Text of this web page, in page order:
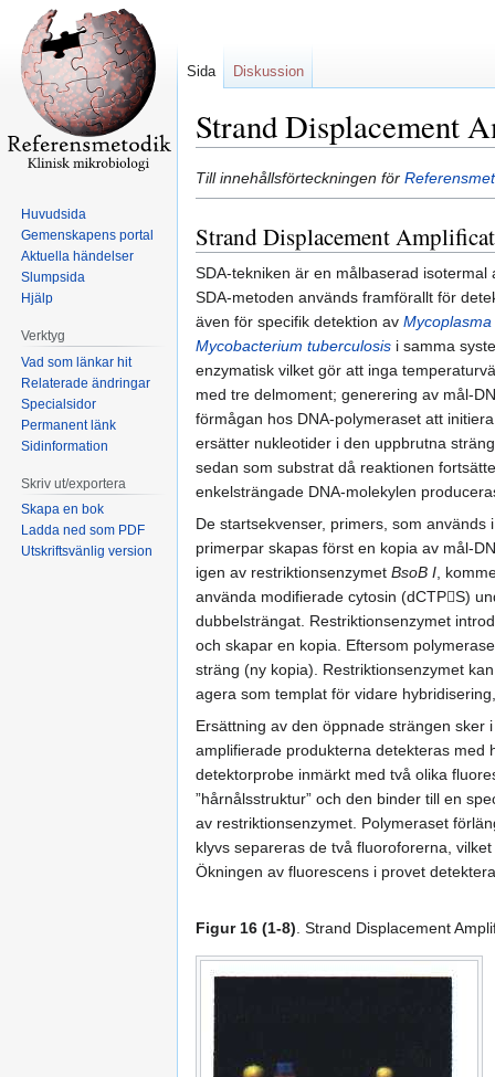
Strand Displacement
Hoppa
till
navigering
Hoppa
till
sök
Till innehållsförteckningen för
Strand Displacement
SDA-tekniken är en målbaserad
SDA-metoden används framförallt för
även för specifik detektion av
Mycobacterium tuberculosis i samma
enzymatisk vilket gör att inga
med tre delmoment; generering av mål-
förmågan hos DNA-polymeraset att
ersätter nukleotider i den uppbrutna
sedan som substrat då reaktionen
enkelsträngade DNA-molekylen
De startsekvenser, primers, som
primerpar skapas först en kopia av mål-
igen av restriktionsenzymet BsoB I,
använda modifierade cytosin (dCTPS)
dubbelsträngat. Restriktionsenzymet
och skapar en kopia. Eftersom
sträng (ny kopia). Restriktionsenzymet
agera som templat för vidare
Ersättning av den öppnade strängen sker
amplifierade produkterna detekteras med
detektorprobe inmärkt med två olika
”hårnålsstruktur” och den binder till en
av restriktionsenzymet. Polymeraset
klyvs separeras de två fluoroforerna,
Ökningen av fluorescens i provet
Figur 16 (1-8). Strand Displacement
Sida Diskussion
Huvudsida
Gemenskapens portal
Aktuella händelser
Slumpsida
Hjälp
Verktyg
Vad som länkar hit
Relaterade ändringar
Specialsidor
Permanent länk
Sidinformation
Skriv ut/exportera
Skapa en bok
Ladda ned som PDF
Utskriftsvänlig version